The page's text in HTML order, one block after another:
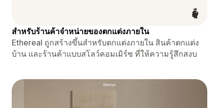
สำหรับร้านค้าจำหน่ายของตกแต่งภายใน
Ethereal ถูกสร้างขึ้นสำหรับตกแต่งภายใน สินค้าตกแต่ง
บ้าน และร้านค้าแบบสโลว์คอมเมิร์ซ ที่ให้ความรู้สึกสงบ